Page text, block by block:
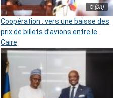
© (DR)
Coopération : vers une baisse des
prix de billets d’avions entre le
Caire